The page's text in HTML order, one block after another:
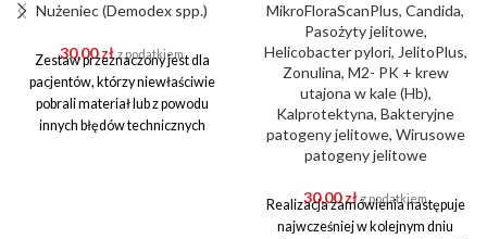
Nużeniec (Demodex spp.)
30,00zł z podatkiem
Zestaw przeznaczony jest dla
pacjentów, którzy niewłaściwie
pobrali materiał lub z powodu
innych błędów technicznych
MikroFloraScanPlus, Candida,
Pasożyty jelitowe,
Helicobacter pylori, JelitoPlus,
Zonulina, M2- PK + krew
utajona w kale (Hb),
Kalprotektyna, Bakteryjne
patogeny jelitowe, Wirusowe
patogeny jelitowe
30,00zł z podatkiem
Realizacja zamówienia następuje
najwcześniej w kolejnym dniu